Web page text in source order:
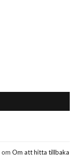
om Om att hitta tillbaka